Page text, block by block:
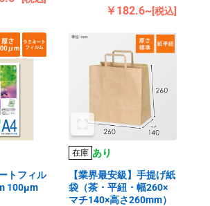
￥182.6~[税込]
トフィル
100μm
在庫 あり
【業界最安級】手提げ紙
袋（茶・平紐・幅260×
マチ140×高さ260mm）